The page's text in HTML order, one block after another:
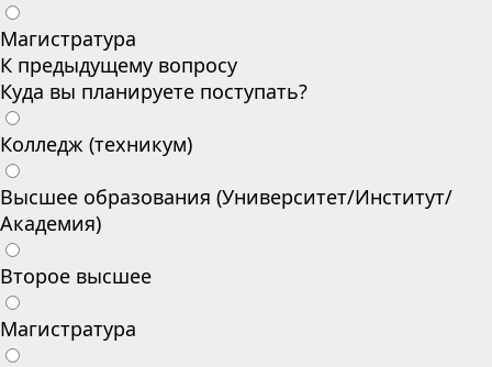
Магистратура
К предыдущему вопросу
Куда вы планируете поступать?
Колледж (техникум)
Высшее образования (Университет/Институт/
Академия)
Второе высшее
Магистратура